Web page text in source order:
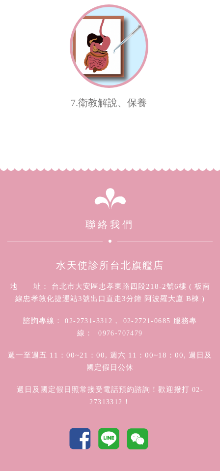
7.衛教解說、保養
聯絡我們
水天使診所台北旗艦店
地 址： 台北市大安區忠孝東路四段218-2號6樓 ( 板南
線忠孝敦化捷運站3號出口直走3分鐘 阿波羅大廈 B棟 )
諮詢專線： 02-2731-3312 ， 02-2721-0685 服務專
線：
0976-707479
週一至週五 11：00~21：00, 週六 11：00~18：00, 週日及
國定假日公休
週日及國定假日照常接受電話預約諮詢！歡迎撥打 02-
27313312 ！